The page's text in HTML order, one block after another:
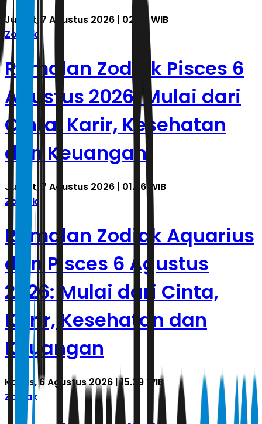
Jumat, 7 Agustus 2026 | 02.27 WIB
Zodiak
Ramalan Zodiak Pisces 6
Agustus 2026: Mulai dari
Cinta, Karir, Kesehatan
dan Keuangan
Jumat, 7 Agustus 2026 | 01.36 WIB
Zodiak
Ramalan Zodiak Aquarius
dan Pisces 6 Agustus
2026: Mulai dari Cinta,
Karir, Kesehatan dan
Keuangan
Kamis, 6 Agustus 2026 | 15.39 WIB
Zodiak